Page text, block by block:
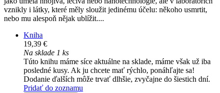
vznikly i látky, které měly sloužit jedinému účelu: někoho usmrtit,
nebo mu alespoň nějak ublížit....
Kniha
19,39 €
Na sklade 1 ks
Túto knihu máme síce aktuálne na sklade, máme však už iba
posledné kusy. Ak ju chcete mať rýchlo, ponáhľajte sa!
Dodanie ďalších môže trvať dlhšie, zvyčajne do šiestich dní.
Pridať do zoznamu